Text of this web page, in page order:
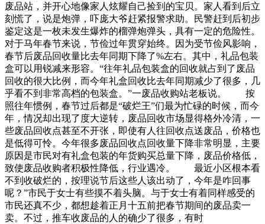
废品站，并开心地像家人炫耀自己捡到的宝贝。家人看到后立
刻慌了，说是炮弹，吓庞大爷赶紧报警求助。民警赶到后初步
鉴定这是一枚未发生爆炸的榴弹炮弹头，具有一定的危险性。
对于马年春节来说，节俭过年贯穿始终。因为受节俭风影响，
春节后废品回收量比去年同期下降了%左右。其中，礼品包装
盒可以用锐减来形容。“往年礼品包装盒的回收就占到了废品
回收的很大比例，而今年礼盒回收比去年同期减少了很多，几
乎看不到非常高档的包装盒。”一废品收购站老板说。 按
照往年惯例，春节过后都是“破烂王”们最为忙碌的时候，而今
年，情况却出现了度大逆转，废品回收市场显得格外冷清，一
些废品回收点甚至不开张，即使有人往回收点送废品，价格也
是低得可怜。今年很多废品回收点回收量下降非常明显，主要
原因是市民对有礼盒包装的年货购买总量下降，废品价格低，
致使废品收购者积极性降低，行业遇冷。 最近小区根本看
不到收破烂的，按理说节后这些人该出动了，今年是咋回事
呢？”市民于女士有些摸不着头脑。与于女士有着同样感受的
市民还真不少，都想趁着正月十五前把春节期间的废品卖一
卖。不过，推车收废品的人的确少了很多，有时